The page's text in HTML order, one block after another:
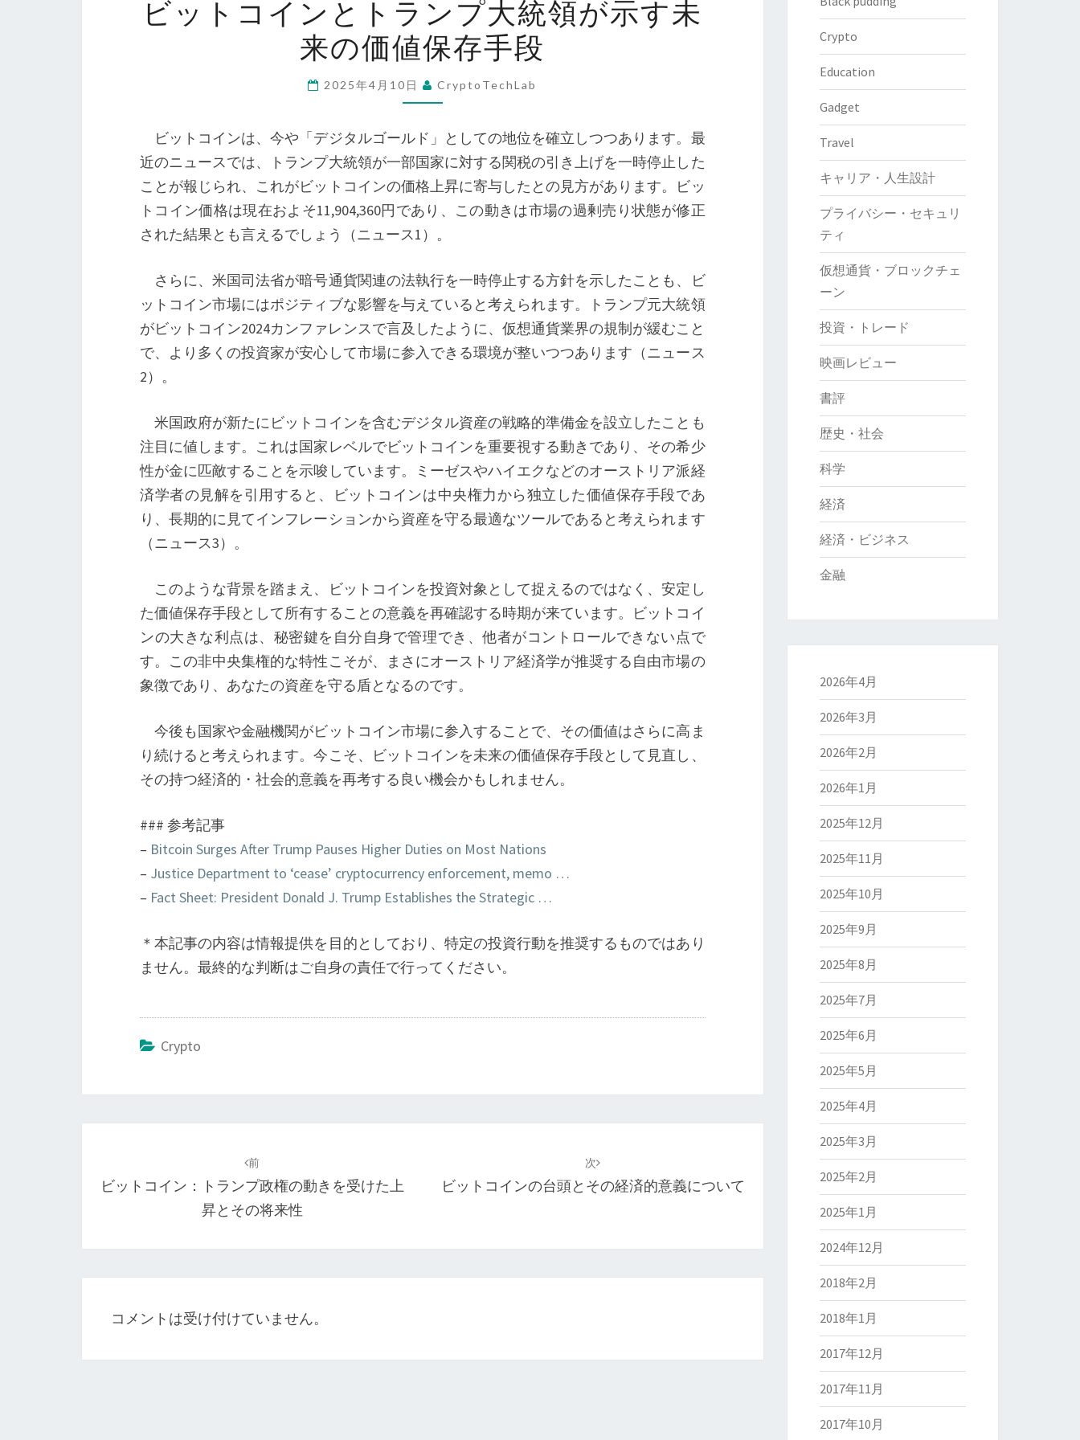
ッ
ト
コ
イ
と
ト
ラ
ン
プ
統
領
が
示
来
の
価
値
保
段
ビットコインとトランプ大統領が示す未
来の価値保存手段
2025年4月10日 CryptoTechLab
ビットコインは、今や「デジタルゴールド」としての地位を確立しつつあります。最
近のニュースでは、トランプ大統領が一部国家に対する関税の引き上げを一時停止した
ことが報じられ、これがビットコインの価格上昇に寄与したとの見方があります。ビッ
トコイン価格は現在およそ11,904,360円であり、この動きは市場の過剰売り状態が修正
された結果とも言えるでしょう（ニュース1）。
さらに、米国司法省が暗号通貨関連の法執行を一時停止する方針を示したことも、ビ
ットコイン市場にはポジティブな影響を与えていると考えられます。トランプ元大統領
がビットコイン2024カンファレンスで言及したように、仮想通貨業界の規制が緩むこと
で、より多くの投資家が安心して市場に参入できる環境が整いつつあります（ニュース
2）。
米国政府が新たにビットコインを含むデジタル資産の戦略的準備金を設立したことも
注目に値します。これは国家レベルでビットコインを重要視する動きであり、その希少
性が金に匹敵することを示唆しています。ミーゼスやハイエクなどのオーストリア派経
済学者の見解を引用すると、ビットコインは中央権力から独立した価値保存手段であ
り、長期的に見てインフレーションから資産を守る最適なツールであると考えられます
（ニュース3）。
このような背景を踏まえ、ビットコインを投資対象として捉えるのではなく、安定し
た価値保存手段として所有することの意義を再確認する時期が来ています。ビットコイ
ンの大きな利点は、秘密鍵を自分自身で管理でき、他者がコントロールできない点で
す。この非中央集権的な特性こそが、まさにオーストリア経済学が推奨する自由市場の
象徴であり、あなたの資産を守る盾となるのです。
今後も国家や金融機関がビットコイン市場に参入することで、その価値はさらに高ま
り続けると考えられます。今こそ、ビットコインを未来の価値保存手段として見直し、
その持つ経済的・社会的意義を再考する良い機会かもしれません。
### 参考記事
– Bitcoin Surges After Trump Pauses Higher Duties on Most Nations
– Justice Department to ‘cease’ cryptocurrency enforcement, memo …
– Fact Sheet: President Donald J. Trump Establishes the Strategic …
＊本記事の内容は情報提供を目的としており、特定の投資行動を推奨するものではあり
ません。最終的な判断はご自身の責任で行ってください。
Crypto
ナ
ゲ
ー
ン
前
ビットコイン：トランプ政権の動きを受けた上
昇とその将来性
次
ビットコインの台頭とその経済的意義について
コメントは受け付けていません。
Crypto
Education
Gadget
Travel
キャリア・人生設計
プライバシー・セキュリ
ティ
仮想通貨・ブロックチェ
ーン
投資・トレード
映画レビュー
書評
歴史・社会
科学
経済
経済・ビジネス
金融
2026年4月
2026年3月
2026年2月
2026年1月
2025年12月
2025年11月
2025年10月
2025年9月
2025年8月
2025年7月
2025年6月
2025年5月
2025年4月
2025年3月
2025年2月
2025年1月
2024年12月
2018年2月
2018年1月
2017年12月
2017年11月
2017年10月